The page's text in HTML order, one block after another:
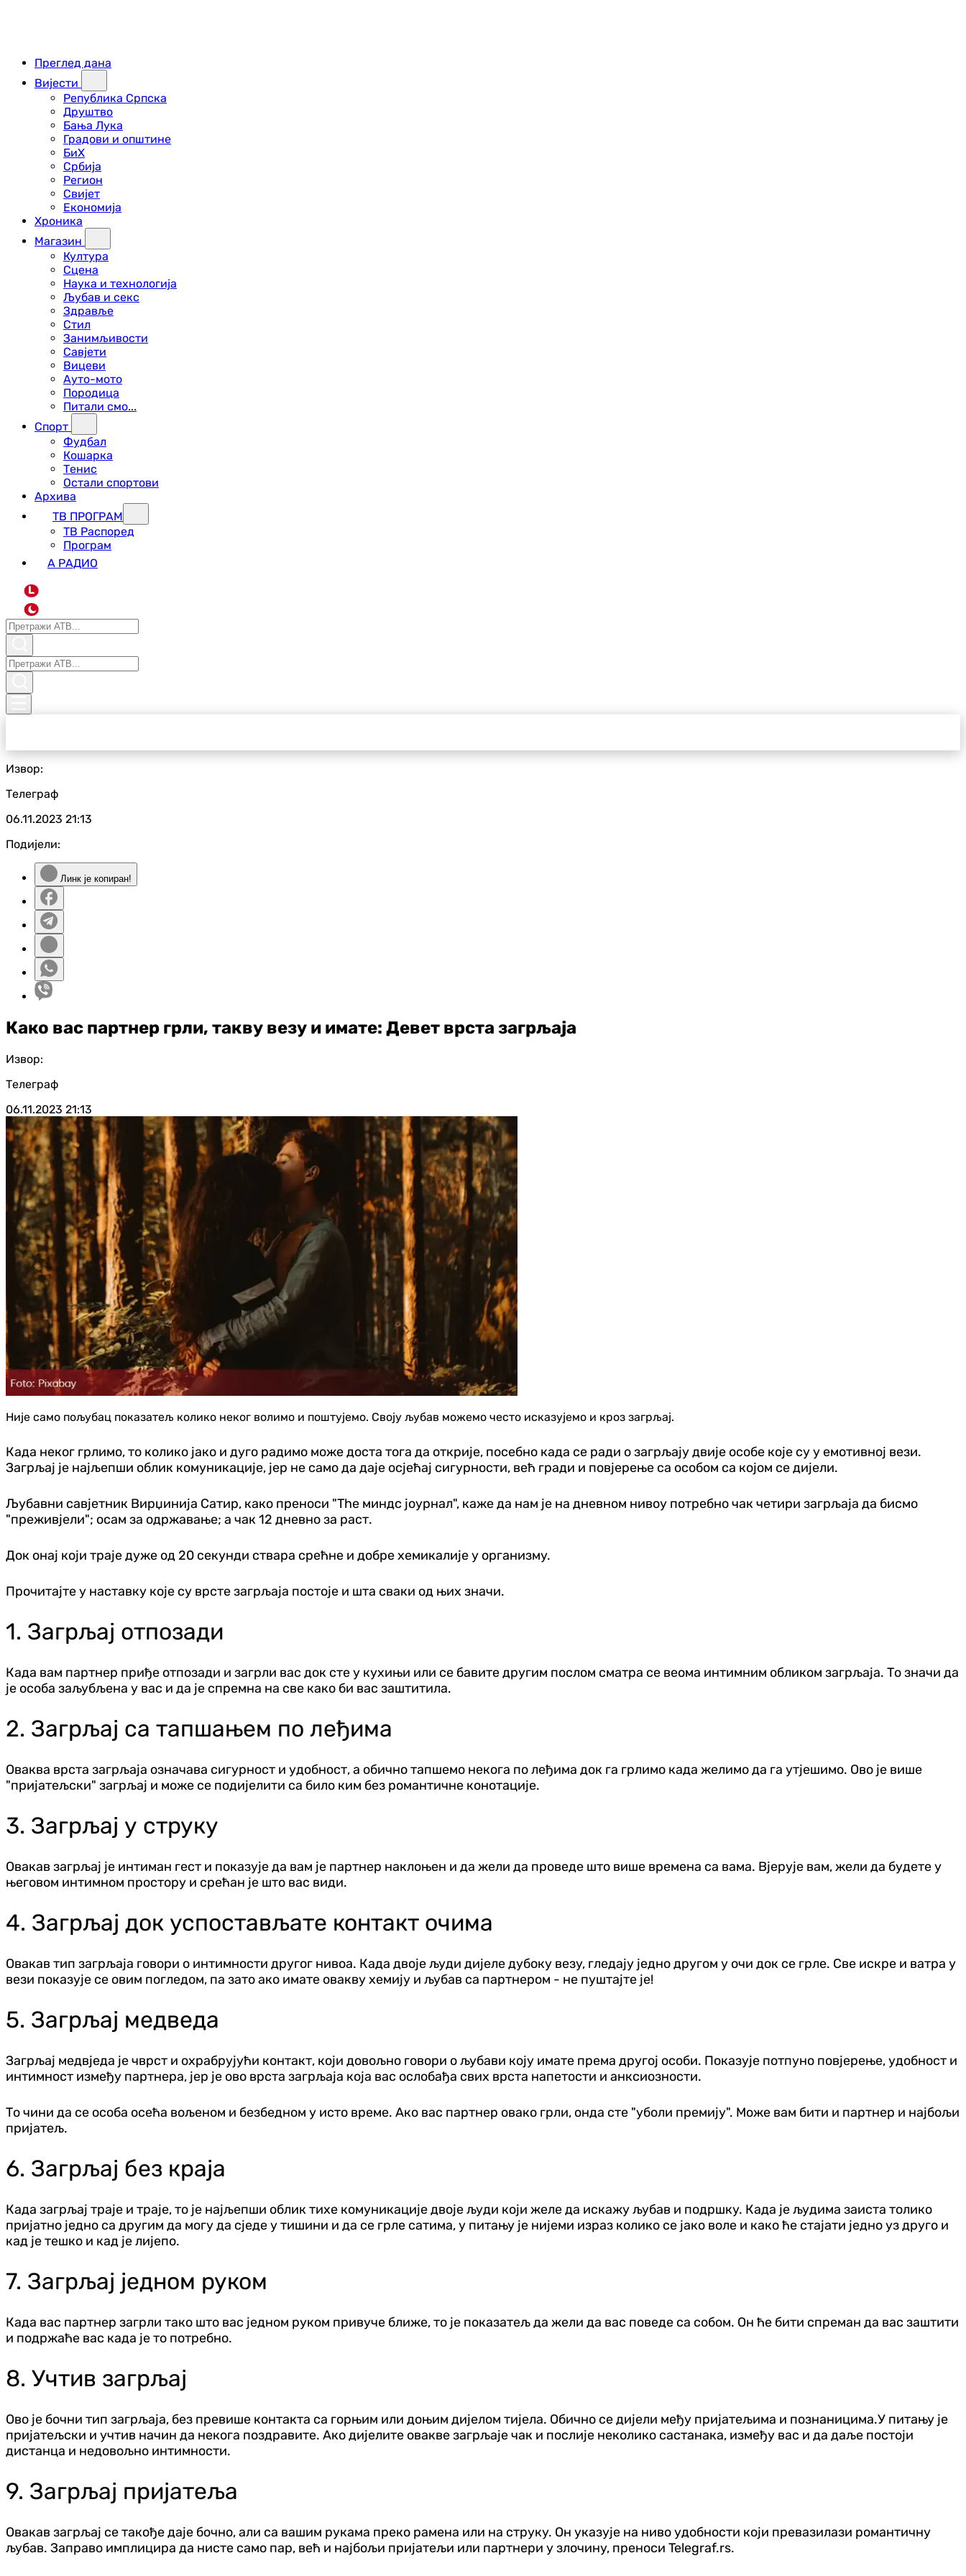
Преглед дана
Вијести
Република Српска
Друштво
Бања Лука
Градови и општине
БиХ
Србија
Регион
Свијет
Економија
Хроника
Магазин
Култура
Сцена
Наука и технологија
Љубав и секс
Здравље
Стил
Занимљивости
Савјети
Вицеви
Ауто-мото
Породица
Питали смо...
Спорт
Фудбал
Кошарка
Тенис
Остали спортови
Архива
ТВ ПРОГРАМ
ТВ Распоред
Програм
А РАДИО
L
Извор:
Телеграф
06.11.2023 21:13
Подијели:
Линк је копиран!
Како вас партнер грли, такву везу и имате: Девет врста загрљаја
Извор:
Телеграф
06.11.2023 21:13
Није само пољубац показатељ колико неког волимо и поштујемо. Своју љубав можемо често исказујемо и кроз загрљај.
Када неког грлимо, то колико јако и дуго радимо може доста тога да открије, посебно када се ради о загрљају двије особе које су у емотивној вези.
Загрљај је најљепши облик комуникације, јер не само да даје осјећај сигурности, већ гради и повјерење са особом са којом се дијели.
Љубавни савјетник Вирџинија Сатир, како преноси "The миндс јоурнал", каже да нам је на дневном нивоу потребно чак четири загрљаја да бисмо
"преживјели"; осам за одржавање; а чак 12 дневно за раст.
Док онај који траје дуже од 20 секунди ствара срећне и добре хемикалије у организму.
Прочитајте у наставку које су врсте загрљаја постоје и шта сваки од њих значи.
1. Загрљај отпозади
Када вам партнер приђе отпозади и загрли вас док сте у кухињи или се бавите другим послом сматра се веома интимним обликом загрљаја. То значи да
је особа заљубљена у вас и да је спремна на све како би вас заштитила.
2. Загрљај са тапшањем по леђима
Оваква врста загрљаја означава сигурност и удобност, а обично тапшемо некога по леђима док га грлимо када желимо да га утјешимо. Ово је више
"пријатељски" загрљај и може се подијелити са било ким без романтичне конотације.
3. Загрљај у струку
Овакав загрљај је интиман гест и показује да вам је партнер наклоњен и да жели да проведе што више времена са вама. Вјерује вам, жели да будете у
његовом интимном простору и срећан је што вас види.
4. Загрљај док успостављате контакт очима
Овакав тип загрљаја говори о интимности другог нивоа. Када двоје људи дијеле дубоку везу, гледају једно другом у очи док се грле. Све искре и ватра у
вези показује се овим погледом, па зато ако имате овакву хемију и љубав са партнером - не пуштајте је!
5. Загрљај медведа
Загрљај медвједа је чврст и охрабрујући контакт, који довољно говори о љубави коју имате према другој особи. Показује потпуно повјерење, удобност и
интимност између партнера, јер је ово врста загрљаја која вас ослобађа свих врста напетости и анксиозности.
То чини да се особа осећа вољеном и безбедном у исто време. Ако вас партнер овако грли, онда сте "уболи премију". Може вам бити и партнер и најбољи
пријатељ.
6. Загрљај без краја
Када загрљај траје и траје, то је најљепши облик тихе комуникације двоје људи који желе да искажу љубав и подршку. Када је људима заиста толико
пријатно једно са другим да могу да сједе у тишини и да се грле сатима, у питању је нијеми израз колико се јако воле и како ће стајати једно уз друго и
кад је тешко и кад је лијепо.
7. Загрљај једном руком
Када вас партнер загрли тако што вас једном руком привуче ближе, то је показатељ да жели да вас поведе са собом. Он ће бити спреман да вас заштити
и подржаће вас када је то потребно.
8. Учтив загрљај
Ово је бочни тип загрљаја, без превише контакта са горњим или доњим дијелом тијела. Обично се дијели међу пријатељима и познаницима.У питању је
пријатељски и учтив начин да некога поздравите. Ако дијелите овакве загрљаје чак и послије неколико састанака, између вас и да даље постоји
дистанца и недовољно интимности.
9. Загрљај пријатеља
Овакав загрљај се такође даје бочно, али са вашим рукама преко рамена или на струку. Он указује на ниво удобности који превазилази романтичну
љубав. Заправо имплицира да нисте само пар, већ и најбољи пријатељи или партнери у злочину, преноси Telegraf.rs.